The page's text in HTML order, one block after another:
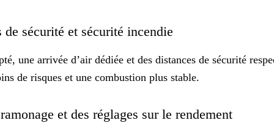
sécurité et sécurité incendie
une arrivée d’air dédiée et des distances de sécurité
de risques et une combustion plus stable.
et des réglages sur le rendement